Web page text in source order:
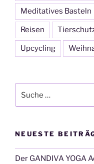
Meditatives Basteln
Reisen
Upcycling
nach:
NEUESTE
Der GANDIVA YOGA